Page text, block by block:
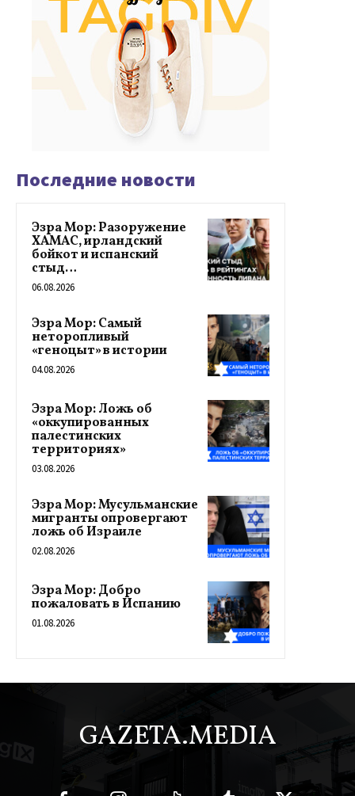
Последние новости
Эзра Мор: Разоружение
ХАМАС, ирландский
бойкот и испанский
стыд…
06.08.2026
Эзра Мор: Самый
неторопливый
«геноцыт» в истории
04.08.2026
Эзра Мор: Ложь об
«оккупированных
палестинских
территориях»
03.08.2026
Эзра Мор: Мусульманские
мигранты опровергают
ложь об Израиле
02.08.2026
Эзра Мор: Добро
пожаловать в Испанию
01.08.2026
GAZETA.MEDIA